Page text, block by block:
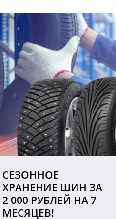
СЕЗОННОЕ
ХРАНЕНИЕ ШИН ЗА
2 000 РУБЛЕЙ НА 7
МЕСЯЦЕВ!